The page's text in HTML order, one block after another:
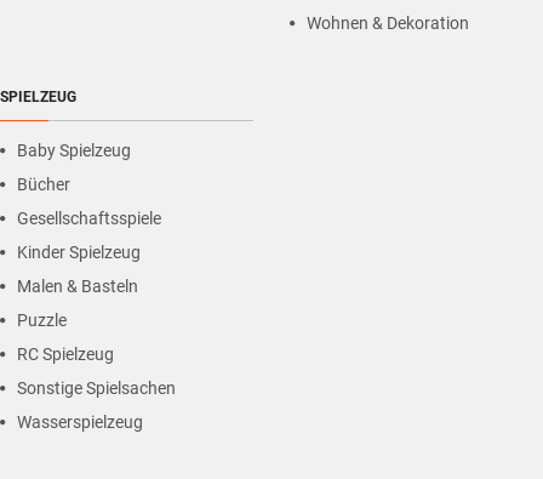
Wohnen & Dekoration
SPIELZEUG
Baby Spielzeug
Bücher
Gesellschaftsspiele
Kinder Spielzeug
Malen & Basteln
Puzzle
RC Spielzeug
Sonstige Spielsachen
Wasserspielzeug